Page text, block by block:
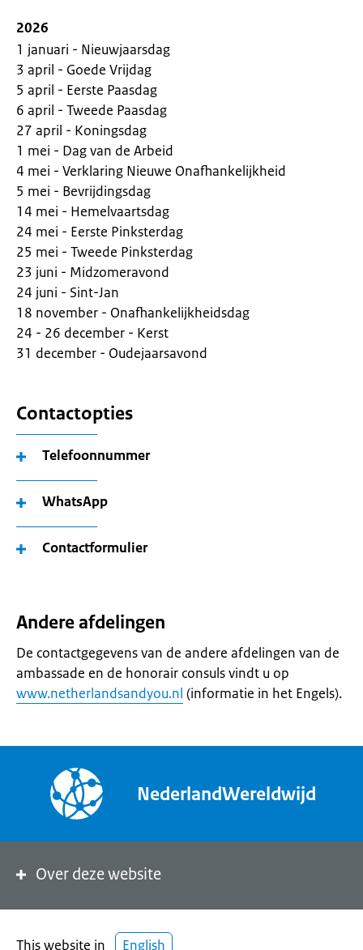
2026
1 januari - Nieuwjaarsdag
3 april - Goede Vrijdag
5 april - Eerste Paasdag
6 april - Tweede Paasdag
27 april - Koningsdag
1 mei - Dag van de Arbeid
4 mei - Verklaring Nieuwe Onafhankelijkheid
5 mei - Bevrijdingsdag
14 mei - Hemelvaartsdag
24 mei - Eerste Pinksterdag
25 mei - Tweede Pinksterdag
23 juni - Midzomeravond
24 juni - Sint-Jan
18 november - Onafhankelijkheidsdag
24 - 26 december - Kerst
31 december - Oudejaarsavond
Contactopties
Telefoonnummer
WhatsApp
Contactformulier
Andere afdelingen
De contactgegevens van de andere afdelingen van de
ambassade en de honorair consuls vindt u op
www.netherlandsandyou.nl (informatie in het Engels).
NederlandWereldwijd
Over deze website
This website in English